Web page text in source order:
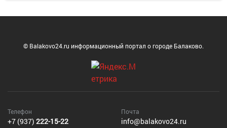
© Balakovo24.ru информационный портал о городе Балаково.
Телефон
+7 (937) 222-15-22
Почта
info@balakovo24.ru